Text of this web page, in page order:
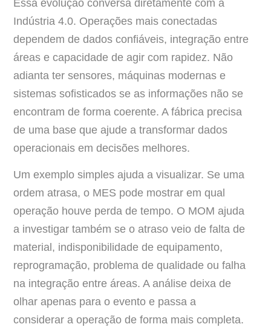
Essa evolução conversa diretamente com a
Indústria 4.0. Operações mais conectadas
dependem de dados confiáveis, integração entre
áreas e capacidade de agir com rapidez. Não
adianta ter sensores, máquinas modernas e
sistemas sofisticados se as informações não se
encontram de forma coerente. A fábrica precisa
de uma base que ajude a transformar dados
operacionais em decisões melhores.
Um exemplo simples ajuda a visualizar. Se uma
ordem atrasa, o MES pode mostrar em qual
operação houve perda de tempo. O MOM ajuda
a investigar também se o atraso veio de falta de
material, indisponibilidade de equipamento,
reprogramação, problema de qualidade ou falha
na integração entre áreas. A análise deixa de
olhar apenas para o evento e passa a
considerar a operação de forma mais completa.